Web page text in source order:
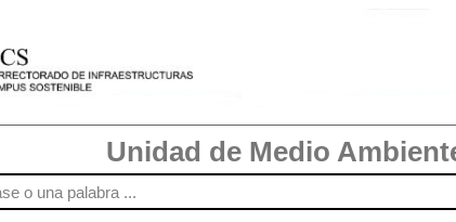
Unidad de Medio